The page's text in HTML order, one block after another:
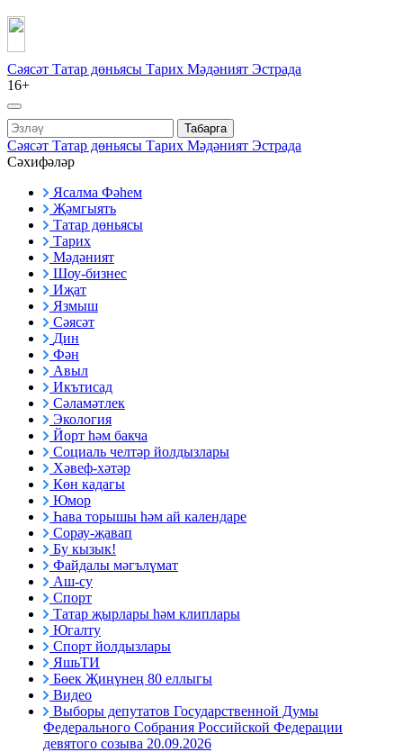
Сәясәт Татар дөньясы Тарих Мәдәният Эстрада
16+
Табарга
Сәясәт Татар дөньясы Тарих Мәдәният Эстрада
Сәхифәләр
Ясалма Фәһем
Җәмгыять
Татар дөньясы
Тарих
Мәдәният
Шоу-бизнес
Иҗат
Язмыш
Сәясәт
Дин
Фән
Авыл
Икътисад
Сәламәтлек
Экология
Йорт һәм бакча
Социаль челтәр йолдызлары
Хәвеф-хәтәр
Көн кадагы
Юмор
Һава торышы һәм ай календаре
Сорау-җавап
Бу кызык!
Файдалы мәгълүмат
Аш-су
Спорт
Татар җырлары һәм клиплары
Югалту
Спорт йолдызлары
ЯшьТИ
Бөек Җиңүнең 80 еллыгы
Видео
Выборы депутатов Государственной Думы
Федерального Собрания Российской Федерации
девятого созыва 20.09.2026